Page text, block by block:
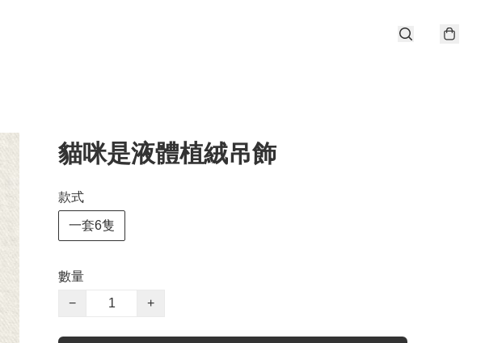
貓咪是液體植絨吊飾
款式
一套6隻
數量
−
+